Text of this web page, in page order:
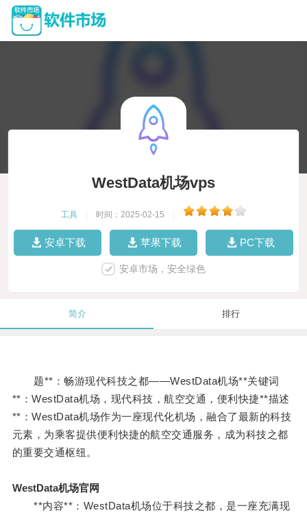
WestData机场vps
工具 时间：2025-02-15
安卓下载 苹果下载 PC下载
安卓市场，安全绿色
简介 排行
题**：畅游现代科技之都——WestData机场**关键词
**：WestData机场，现代科技，航空交通，便利快捷**描述
**：WestData机场作为一座现代化机场，融合了最新的科技
元素，为乘客提供便利快捷的航空交通服务，成为科技之都
的重要交通枢纽。
WestData机场官网
**内容**：WestData机场位于科技之都，是一座充满现